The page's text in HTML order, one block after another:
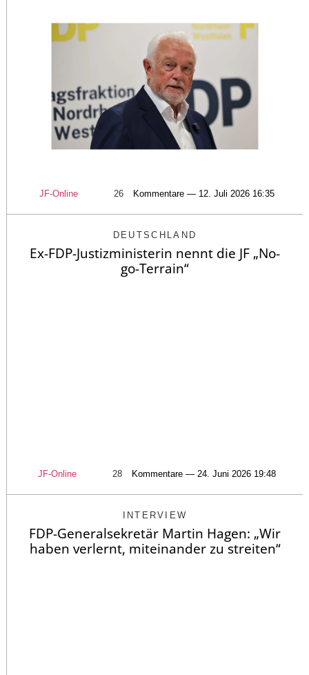
JF-Online 26 Kommentare — 12. Juli 2026 16:35
DEUTSCHLAND
Ex-FDP-Justizministerin nennt die JF „No-
go-Terrain“
JF-Online 28 Kommentare — 24. Juni 2026 19:48
INTERVIEW
FDP-Generalsekretär Martin Hagen: „Wir
haben verlernt, miteinander zu streiten“